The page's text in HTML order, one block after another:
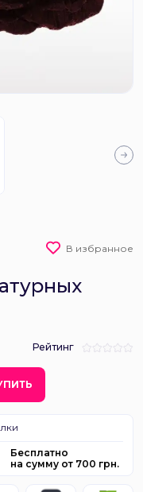
В избранное
Рейтинг
Бесплатно
на сумму от 700 грн.